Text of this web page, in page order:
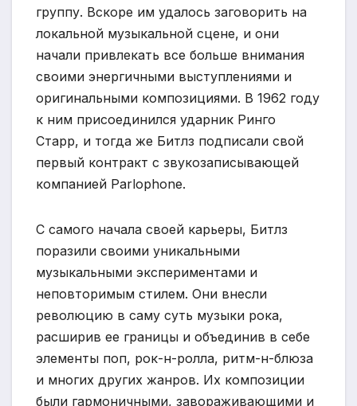
группу. Вскоре им удалось заговорить на
локальной музыкальной сцене, и они
начали привлекать все больше внимания
своими энергичными выступлениями и
оригинальными композициями. В 1962 году
к ним присоединился ударник Ринго
Старр, и тогда же Битлз подписали свой
первый контракт с звукозаписывающей
компанией Parlophone.
С самого начала своей карьеры, Битлз
поразили своими уникальными
музыкальными экспериментами и
неповторимым стилем. Они внесли
революцию в саму суть музыки рока,
расширив ее границы и объединив в себе
элементы поп, рок-н-ролла, ритм-н-блюза
и многих других жанров. Их композиции
были гармоничными, завораживающими и